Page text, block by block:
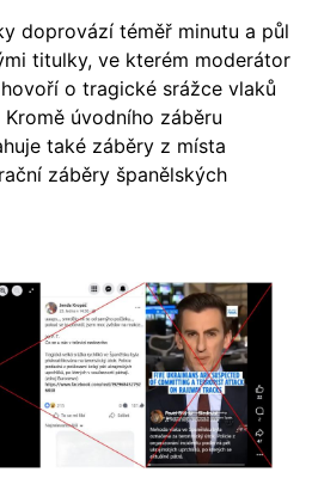
doprovází téměř minutu a půl
titulky, ve kterém moderátor
o tragické srážce vlaků
úvodního záběru
také záběry z místa
záběry španělských